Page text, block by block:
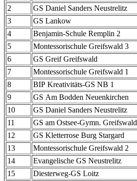
2
GS Daniel Sanders Neustrelitz
3
GS Lankow
4
Benjamin-Schule Remplin 2
5
Montessorischule Greifswald 3
6
GS Greif Greifswald
7
Montessorischule Greifswald 1
8
BIP Kreativitäts-GS NB 1
9
GS Am Bodden Neuenkirchen
10
GS Daniel Sanders Neustrelitz
11
GS am Ostsee-Gymn. Greifswald
12
GS Kletterrose Burg Stargard
13
Montessorischule Greifswald 2
14
Evangelische GS Neustrelitz
15
Diesterweg-GS Loitz